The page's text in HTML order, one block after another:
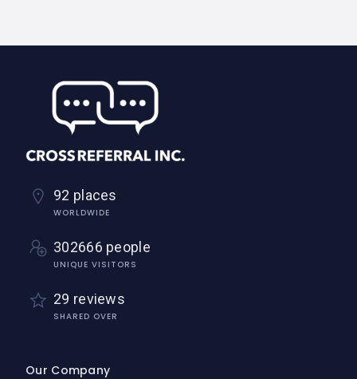
92 places
WORLDWIDE
302666 people
UNIQUE VISITORS
29 reviews
SHARED OVER
Our Company